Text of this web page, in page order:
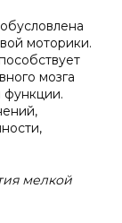
моторики.
мозга
функции.
мелкой